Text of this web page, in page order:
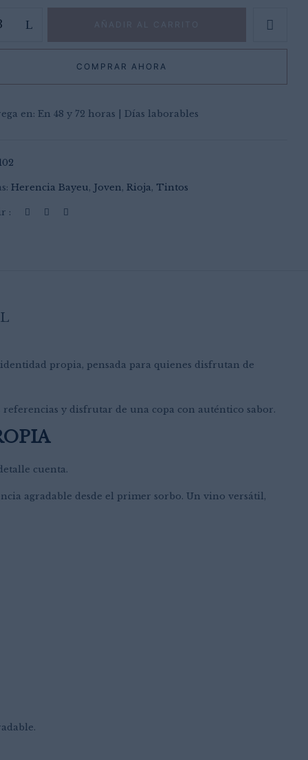
COMPRAR AHORA
en: En 48 y 72 horas | Días laborables
Herencia Bayeu, Joven,Rioja, Tintos
:
propia, pensada para quienes disfrutan de
y disfrutar de una copa con auténtico sabor.
cuenta.
agradable desde el primer sorbo. Un vino versátil,